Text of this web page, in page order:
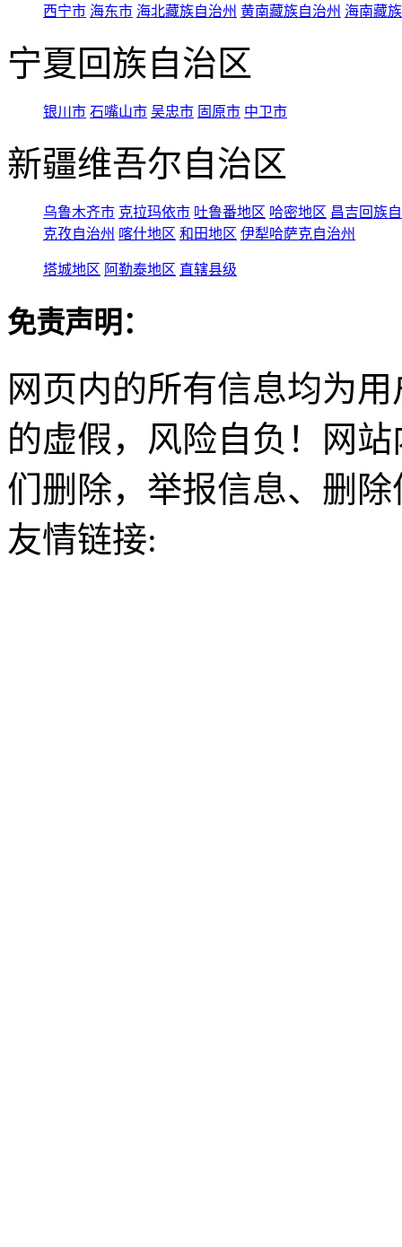
西宁市 海东市 海北藏族自治州 黄南藏族自治州 海南藏
宁夏回族自治区
银川市 石嘴山市 吴忠市 固原市 中卫市
新疆维吾尔自治区
乌鲁木齐市 克拉玛依市 吐鲁番地区 哈密地区 昌吉回族
克孜自治州 喀什地区 和田地区 伊犁哈萨克自治州
塔城地区 阿勒泰地区 直辖县级
免责声明：
网页内的所有信息均为
的虚假，风险自负！网
们删除，举报信息、删
友情链接: